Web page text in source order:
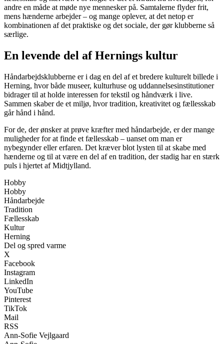
andre en måde at møde nye mennesker på. Samtalerne flyder frit,
mens hænderne arbejder – og mange oplever, at det netop er
kombinationen af det praktiske og det sociale, der gør klubberne så
særlige.
En levende del af Hernings kultur
Håndarbejdsklubberne er i dag en del af et bredere kulturelt billede i
Herning, hvor både museer, kulturhuse og uddannelsesinstitutioner
bidrager til at holde interessen for tekstil og håndværk i live.
Sammen skaber de et miljø, hvor tradition, kreativitet og fællesskab
går hånd i hånd.
For de, der ønsker at prøve kræfter med håndarbejde, er der mange
muligheder for at finde et fællesskab – uanset om man er
nybegynder eller erfaren. Det kræver blot lysten til at skabe med
hænderne og til at være en del af en tradition, der stadig har en stærk
puls i hjertet af Midtjylland.
Hobby
Hobby
Håndarbejde
Tradition
Fællesskab
Kultur
Herning
Del og spred varme
X
Facebook
Instagram
LinkedIn
YouTube
Pinterest
TikTok
Mail
RSS
Ann-Sofie Vejlgaard